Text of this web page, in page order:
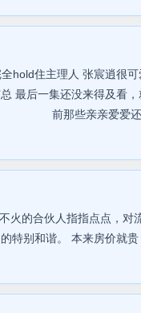
hold住主理人 张宸逍很
最后一集还没来得及看
前那些亲亲爱爱
火的合伙人指指点点，
的特别和谐。 本来房价就